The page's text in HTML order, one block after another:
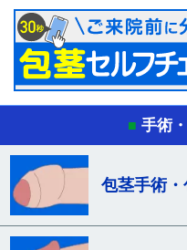
■ 手術
包茎手術